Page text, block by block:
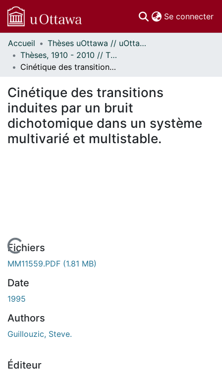
Se connecter
Communautés
et collections
Parcourir
À propos
Accueil
Thèses uOttawa // uOttawa Theses
Thèses, 1910 - 2010 // Theses, 1910 - 2010
Cinétique des transitions induites par un bruit dichotomique dans un système multivarié et multistable.
Cinétique des transitions
induites par un bruit
dichotomique dans un système
multivarié et multistable.
En cours de chargement...
Fichiers
MM11559.PDF (1.81 MB)
Date
1995
Authors
Guillouzic, Steve.
Éditeur